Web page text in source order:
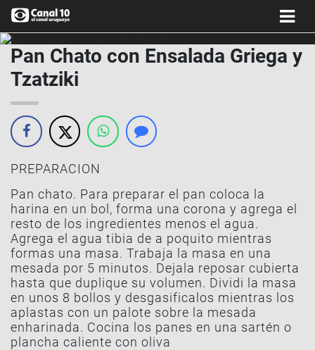
Pan Chato con Ensalada Griega y
Tzatziki
PREPARACION
Pan chato. Para preparar el pan coloca la
harina en un bol, forma una corona y agrega el
resto de los ingredientes menos el agua.
Agrega el agua tibia de a poquito mientras
formas una masa. Trabaja la masa en una
mesada por 5 minutos. Dejala reposar cubierta
hasta que duplique su volumen. Dividi la masa
en unos 8 bollos y desgasificalos mientras los
aplastas con un palote sobre la mesada
enharinada. Cocina los panes en una sartén o
plancha caliente con oliva